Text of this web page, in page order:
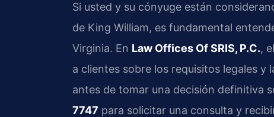
Si usted y su cónyuge están
de King William, es fundamental
Virginia. En Law Offices Of SRIS, P.C.,
a clientes sobre los requisitos legales y
antes de tomar una decisión definitiva
7747 para solicitar una consulta y